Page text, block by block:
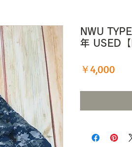
NWU
年 USED
￥4,000